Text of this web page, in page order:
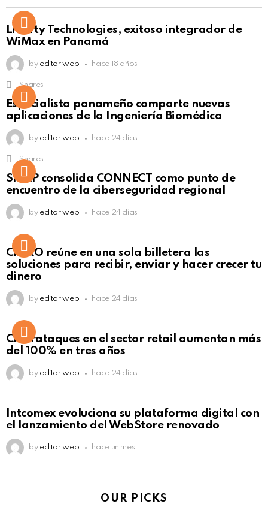
Liberty Technologies, exitoso integrador de
WiMax en Panamá
by editor web hace 18 años
Click to view this post
Shares
Especialista panameño comparte nuevas
aplicaciones de la Ingeniería Biomédica
by editor web hace 24 días
Click to view this post
Shares
SISAP consolida CONNECT como punto de
encuentro de la ciberseguridad regional
by editor web hace 24 días
Not Safe For Work
Click to view this post
CiNKO reúne en una sola billetera las
soluciones para recibir, enviar y hacer crecer tu
dinero
by editor web hace 24 días
Ciberataques en el sector retail aumentan más
del 100% en tres años
by editor web hace 24 días
Intcomex evoluciona su plataforma digital con
el lanzamiento del WebStore renovado
by editor web hace un mes
OUR PICKS